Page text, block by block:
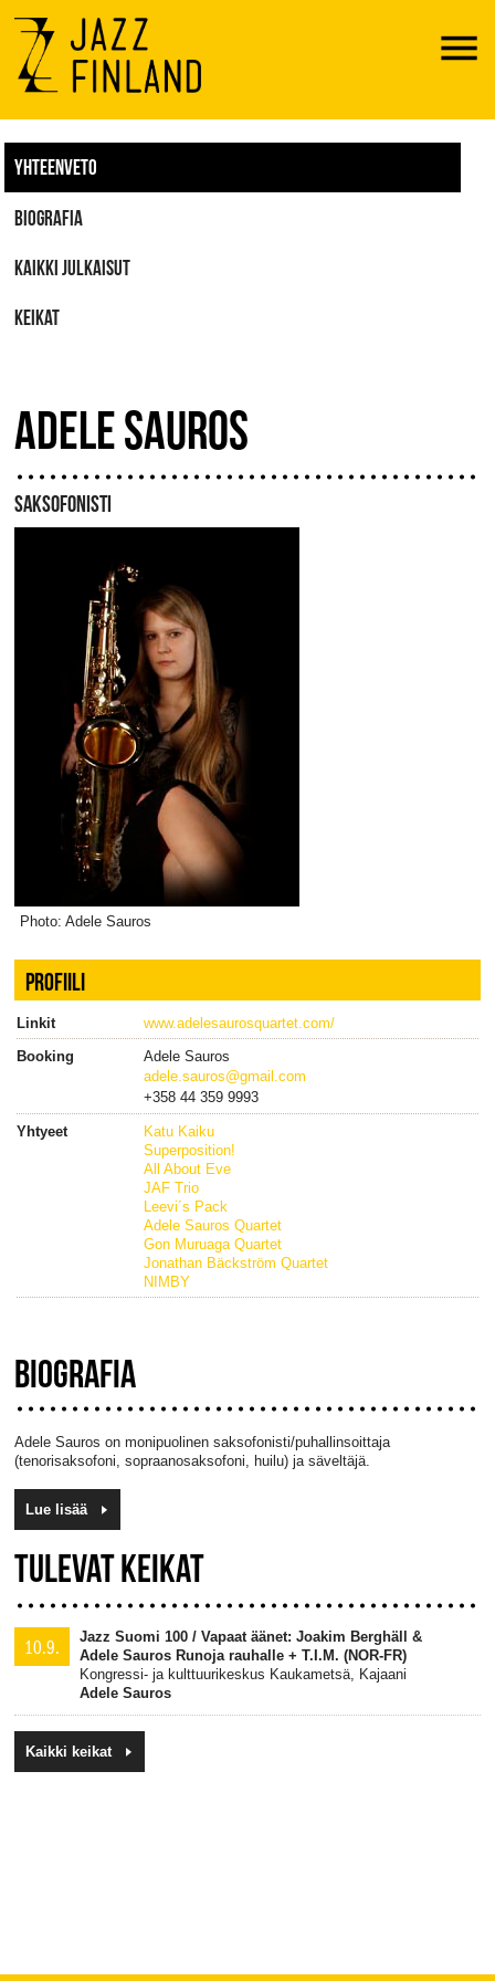
Menu
YHTEENVETO
BIOGRAFIA
KAIKKI JULKAISUT
KEIKAT
ADELE SAUROS
SAKSOFONISTI
Photo: Adele Sauros
PROFIILI
Linkit
www.adelesaurosquartet.com/
Booking
Adele Sauros
adele.sauros@gmail.com
+358 44 359 9993
Yhtyeet
Katu Kaiku
Superposition!
All About Eve
JAF Trio
Leevi´s Pack
Adele Sauros Quartet
Gon Muruaga Quartet
Jonathan Bäckström Quartet
NIMBY
BIOGRAFIA
Adele Sauros on monipuolinen saksofonisti/puhallinsoittaja
(tenorisaksofoni, sopraanosaksofoni, huilu) ja säveltäjä.
Lue lisää
TULEVAT KEIKAT
10.9.
Jazz Suomi 100 / Vapaat äänet: Joakim Berghäll &
Adele Sauros Runoja rauhalle + T.I.M. (NOR-FR)
Kongressi- ja kulttuurikeskus Kaukametsä, Kajaani
Adele Sauros
Kaikki keikat